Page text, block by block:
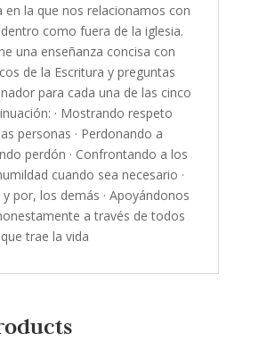
en la que nos relacionamos con
como fuera de la iglesia.
una enseñanza concisa con
de la Escritura y preguntas
para cada una de las cinco
· Mostrando respeto
personas · Perdonando a
perdón · Confrontando a los
cuando sea necesario ·
por, los demás · Apoyándonos
a través de todos
trae la vida